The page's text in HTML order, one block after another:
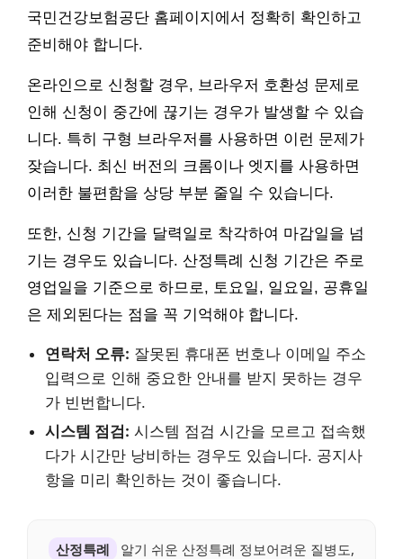
국민건강보험공단 홈페이지에서 정확히 확인하고
준비해야 합니다.
온라인으로 신청할 경우, 브라우저 호환성 문제로
인해 신청이 중간에 끊기는 경우가 발생할 수 있습
니다. 특히 구형 브라우저를 사용하면 이런 문제가
잦습니다. 최신 버전의 크롬이나 엣지를 사용하면
이러한 불편함을 상당 부분 줄일 수 있습니다.
또한, 신청 기간을 달력일로 착각하여 마감일을 넘
기는 경우도 있습니다. 산정특례 신청 기간은 주로
영업일을 기준으로 하므로, 토요일, 일요일, 공휴일
은 제외된다는 점을 꼭 기억해야 합니다.
연락처 오류: 잘못된 휴대폰 번호나 이메일 주소
입력으로 인해 중요한 안내를 받지 못하는 경우
가 빈번합니다.
시스템 점검: 시스템 점검 시간을 모르고 접속했
다가 시간만 낭비하는 경우도 있습니다. 공지사
항을 미리 확인하는 것이 좋습니다.
산정특례
알기 쉬운 산정특례 정보어려운 질병도,